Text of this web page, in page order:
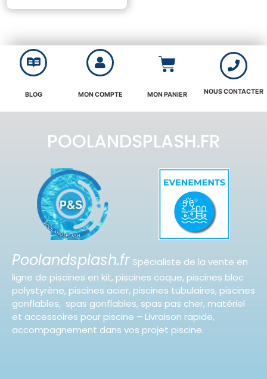
BLOG MON COMPTE MON PANIER NOUS CONTACTER
POOLANDSPLASH.FR
Poolandsplash.fr Spécialiste de la vente en
ligne de piscines en kit, piscines coque, piscines bloc
polystyrène, piscines acier, piscines tubulaires, piscines
gonflables, spas gonflables, spas pas cher, matériel
et accessoires pour piscine – Livraison rapide,
accompagnement dans vos projet piscine.